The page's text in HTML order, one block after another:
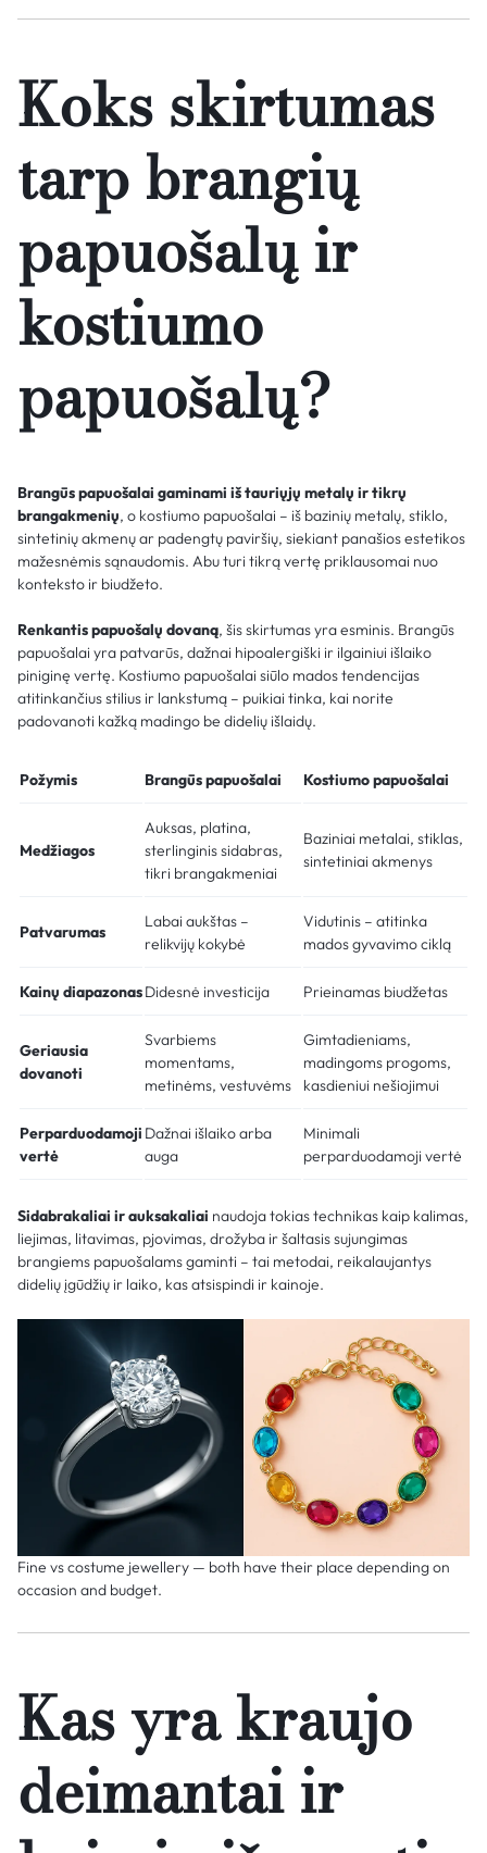
Koks skirtumas
tarp brangių
papuošalų ir
kostiumo
papuošalų?
Brangūs papuošalai gaminami iš tauriųjų metalų ir tikrų
brangakmenių, o kostiumo papuošalai – iš bazinių metalų, stiklo,
sintetinių akmenų ar padengtų paviršių, siekiant panašios estetikos
mažesnėmis sąnaudomis. Abu turi tikrą vertę priklausomai nuo
konteksto ir biudžeto.
Renkantis papuošalų dovaną, šis skirtumas yra esminis. Brangūs
papuošalai yra patvarūs, dažnai hipoalergiški ir ilgainiui išlaiko
piniginę vertę. Kostiumo papuošalai siūlo mados tendencijas
atitinkančius stilius ir lankstumą – puikiai tinka, kai norite
padovanoti kažką madingo be didelių išlaidų.
Požymis Brangūs papuošalai Kostiumo papuošalai
Medžiagos
Auksas, platina,
sterlinginis sidabras,
tikri brangakmeniai
Baziniai metalai, stiklas,
sintetiniai akmenys
Patvarumas
Labai aukštas –
relikvijų kokybė
Vidutinis – atitinka
mados gyvavimo ciklą
Kainų diapazonasDidesnė investicija Prieinamas biudžetas
Geriausia
dovanoti
Svarbiems
momentams,
metinėms, vestuvėms
Gimtadieniams,
madingoms progoms,
kasdieniui nešiojimui
Perparduodamoji
vertė
Dažnai išlaiko arba
auga
Minimali
perparduodamoji vertė
Sidabrakaliai ir auksakaliai naudoja tokias technikas kaip kalimas,
liejimas, litavimas, pjovimas, drožyba ir šaltasis sujungimas
brangiems papuošalams gaminti – tai metodai, reikalaujantys
didelių įgūdžių ir laiko, kas atsispindi ir kainoje.
Fine vs costume jewellery — both have their place depending on
occasion and budget.
Kas yra kraujo
deimantai ir